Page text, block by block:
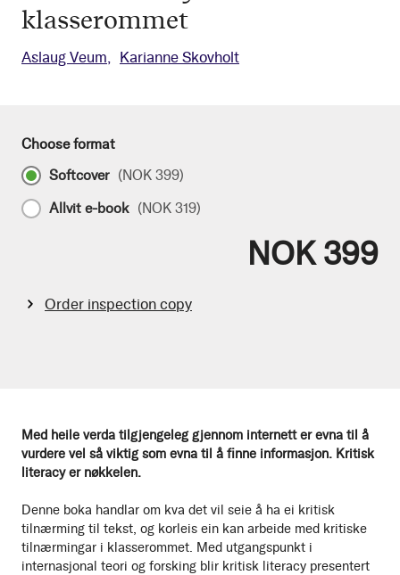
klasserommet
Aslaug Veum Karianne Skovholt
Med heile verda tilgjengeleg gjennom internett er evna til å
vurdere vel så viktig som evna til å finne informasjon. Kritisk
literacy er nøkkelen.
Denne boka handlar om kva det vil seie å ha ei kritisk
tilnærming til tekst, og korleis ein kan arbeide med kritiske
tilnærmingar i klasserommet. Med utgangspunkt i
internasjonal teori og forsking blir kritisk literacy presentert
Choose format
Softcover (NOK 399)
Allvit e-book (NOK 319)
NOK 399
Order inspection copy